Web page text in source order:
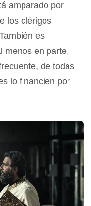
amparado por
los clérigos
es
menos en parte,
de todas
lo financien por